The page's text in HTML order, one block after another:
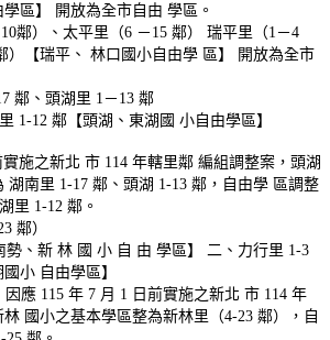
區】
開放為全市自由 學區。
鄰）、太平里（6 －15 鄰）
瑞平里（1－4
）【瑞平、 林口國小自由學 區】
開放為全市
鄰、頭湖里 1－13 鄰
1-12 鄰【頭湖、東湖國 小自由學區】
實施之新北 市 114 年轄里鄰 編組調整案，頭湖
湖南里 1-17 鄰、頭湖 1-13 鄰，自由學 區調整
里 1-12 鄰。
鄰）
勢、新 林 國 小 自 由 學區】 二、力行里 1-3
小 自由學區】
因應 115 年 7 月 1 日前實施之新北 市 114 年
國小之基本學區整為新林里（4-23 鄰），自